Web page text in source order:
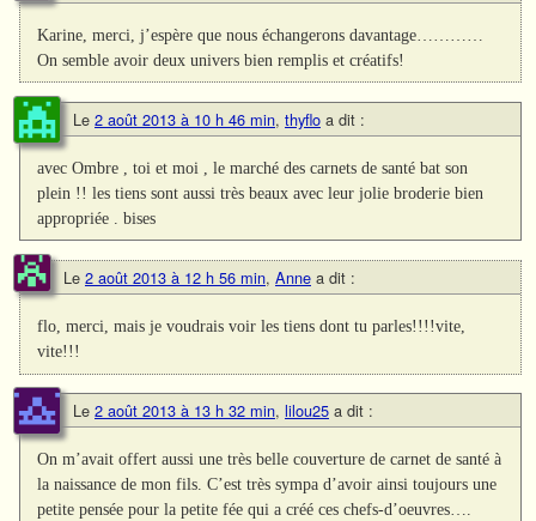
Karine, merci, j’espère que nous échangerons davantage…………
On semble avoir deux univers bien remplis et créatifs!
Le 2 août 2013 à 10 h 46 min, thyflo a dit :
avec Ombre , toi et moi , le marché des carnets de santé bat son
plein !! les tiens sont aussi très beaux avec leur jolie broderie bien
appropriée . bises
Le 2 août 2013 à 12 h 56 min, Anne a dit :
flo, merci, mais je voudrais voir les tiens dont tu parles!!!!vite,
vite!!!
Le 2 août 2013 à 13 h 32 min, lilou25 a dit :
On m’avait offert aussi une très belle couverture de carnet de santé à
la naissance de mon fils. C’est très sympa d’avoir ainsi toujours une
petite pensée pour la petite fée qui a créé ces chefs-d’oeuvres….